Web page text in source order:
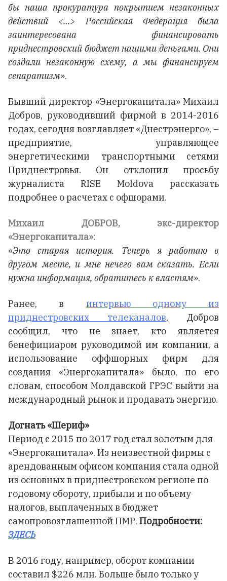
бы наша прокуратура покрытием незаконных
действий <…> Российская Федерация была
заинтересована финансировать
приднестровский бюджет нашими деньгами. Они
создали незаконную схему, а мы финансируем
сепаратизм».
Бывший директор «Энергокапитала» Михаил
Добров, руководивший фирмой в 2014-2016
годах, сегодня возглавляет «Днестрэнерго», –
предприятие, управляющее
энергетическими транспортными сетями
Приднестровья. Он отклонил просьбу
журналиста RISE Moldova рассказать
подробнее о расчетах с офшорами.
Михаил ДОБРОВ, экс-директор
«Энергокапитала»:
«Это старая история. Теперь я работаю в
другом месте, и мне нечего вам сказать. Если
нужна информация, обратитесь к властям».
Ранее, в интервью одному из
приднестровских телеканалов, Добров
сообщил, что не знает, кто является
бенефициаром руководимой им компании, а
использование оффшорных фирм для
создания «Энергокапитала» было, по его
словам, способом Молдавской ГРЭС выйти на
международный рынок и продавать энергию.
Догнать «Шериф»
Период с 2015 по 2017 год стал золотым для
«Энергокапитала». Из неизвестной фирмы с
арендованным офисом компания стала одной
из основных в приднестровском регионе по
годовому обороту, прибыли и по объему
налогов, выплаченных в бюджет
самопровозглашенной ПМР. Подробности:
ЗДЕСЬ
В 2016 году, например, оборот компании
составил $226 млн. Больше было только у